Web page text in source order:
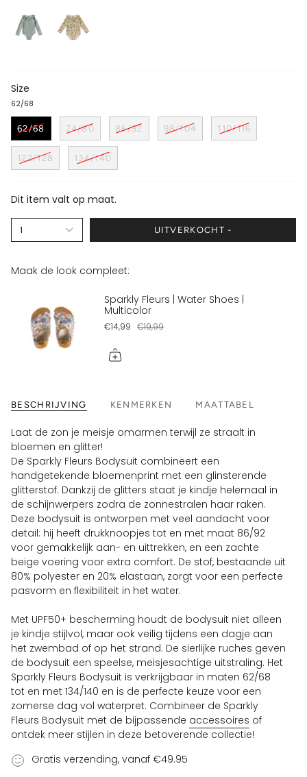
Size
62/68
62/68 74/80 86/92 98/104 110/116
122/128 134/140
Dit item valt op maat.
1 UITVERKOCHT -
Maak de look compleet:
Sparkly Fleurs | Water Shoes |
Multicolor
€14,99 €19,99
BESCHRIJVING KENMERKEN MAATTABEL
Laat de zon je meisje omarmen terwijl ze straalt in
bloemen en glitter!
De Sparkly Fleurs Bodysuit combineert een
handgetekende bloemenprint met een glinsterende
glitterstof. Dankzij de glitters staat je kindje helemaal in
de schijnwerpers zodra de zonnestralen haar raken.
Deze bodysuit is ontworpen met veel aandacht voor
detail: hij heeft drukknoopjes tot en met maat 86/92
voor gemakkelijk aan- en uittrekken, en een zachte
beige voering voor extra comfort. De stof, bestaande uit
80% polyester en 20% elastaan, zorgt voor een perfecte
pasvorm en flexibiliteit in het water.
Met UPF50+ bescherming houdt de bodysuit niet alleen
je kindje stijlvol, maar ook veilig tijdens een dagje aan
het zwembad of op het strand. De sierlijke ruches geven
de bodysuit een speelse, meisjesachtige uitstraling. Het
Sparkly Fleurs Bodysuit is verkrijgbaar in maten 62/68
tot en met 134/140 en is de perfecte keuze voor een
zomerse dag vol waterpret. Combineer de Sparkly
Fleurs Bodysuit met de bijpassende accessoires of
ontdek meer stijlen in deze betoverende collectie!
Gratis verzending, vanaf €49.95